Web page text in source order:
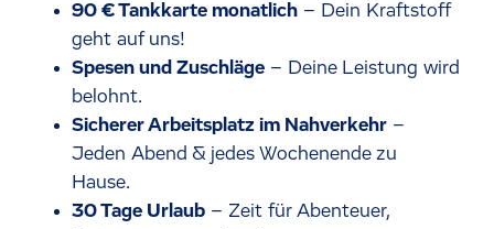
90 € Tankkarte monatlich – Dein Kraftstoff
geht auf uns!
Spesen und Zuschläge – Deine Leistung wird
belohnt.
Sicherer Arbeitsplatz im Nahverkehr –
Jeden Abend & jedes Wochenende zu
Hause.
30 Tage Urlaub – Zeit für Abenteuer,